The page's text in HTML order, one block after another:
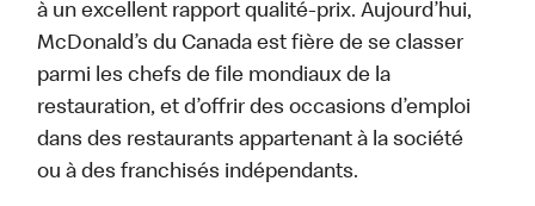
à un excellent rapport qualité-prix. Aujourd’hui,
McDonald’s du Canada est fière de se classer
parmi les chefs de file mondiaux de la
restauration, et d’offrir des occasions d’emploi
dans des restaurants appartenant à la société
ou à des franchisés indépendants.